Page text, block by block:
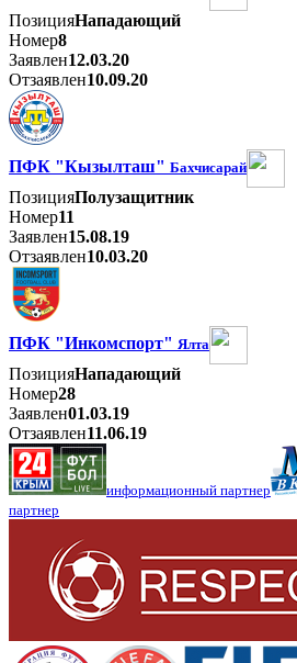
ПозицияНападающий
Номер8
Заявлен12.03.20
Отзаявлен10.09.20
ПФК "Кызылташ" Бахчисарай
ПозицияПолузащитник
Номер11
Заявлен15.08.19
Отзаявлен10.03.20
ПФК "Инкомспорт" Ялта
ПозицияНападающий
Номер28
Заявлен01.03.19
Отзаявлен11.06.19
информационный партнер
партнер